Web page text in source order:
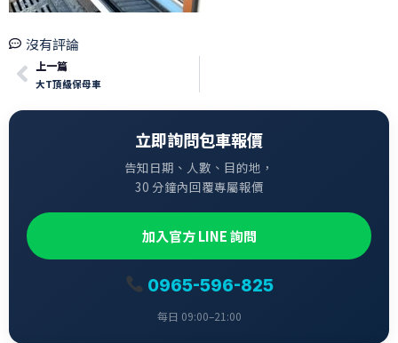
沒有評論
上一篇
大T頂級保母車
立即詢問包車報價
告知日期、人數、目的地，
30 分鐘內回覆專屬報價
加入官方 LINE 詢問
0965-596-825
每日 09:00–21:00